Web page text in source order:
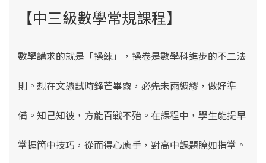
【中三級數學常規課程】
數學講求的就是「操練」，操卷是數學科進步的不二法
則。想在文憑試時鋒芒畢露，必先未雨綢繆，做好準
備。知己知彼，方能百戰不殆。在課程中，學生能提早
掌握箇中技巧，從而得心應手，對高中課題瞭如指掌。